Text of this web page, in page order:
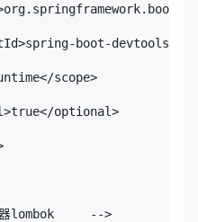
boot-devtools</
scope>
optional>
lombok     -->